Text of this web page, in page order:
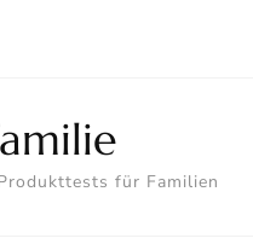
für Familien